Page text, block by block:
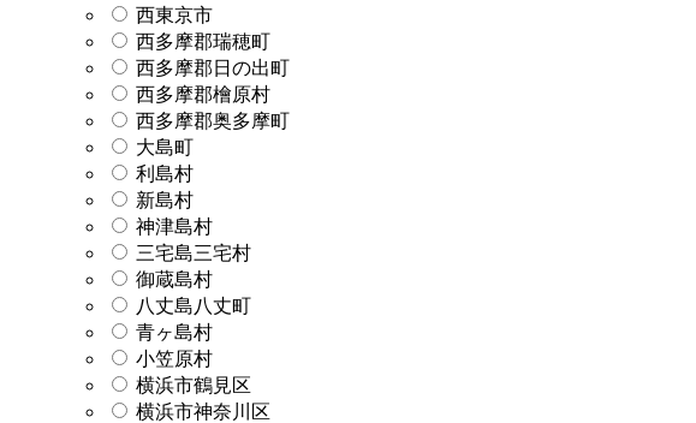
西東京市
西多摩郡瑞穂町
西多摩郡日の出町
西多摩郡檜原村
西多摩郡奥多摩町
大島町
利島村
新島村
神津島村
三宅島三宅村
御蔵島村
八丈島八丈町
青ヶ島村
小笠原村
横浜市鶴見区
横浜市神奈川区